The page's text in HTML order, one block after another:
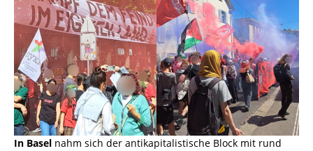
In Basel nahm sich der antikapitalistische Block mit rund